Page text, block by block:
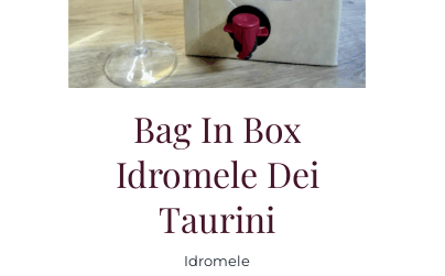
Bag In Box
Idromele Dei
Taurini
Idromele